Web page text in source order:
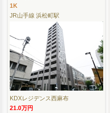
1K
JR山手線 浜松町駅
KDXレジデンス西麻布
21.0万円